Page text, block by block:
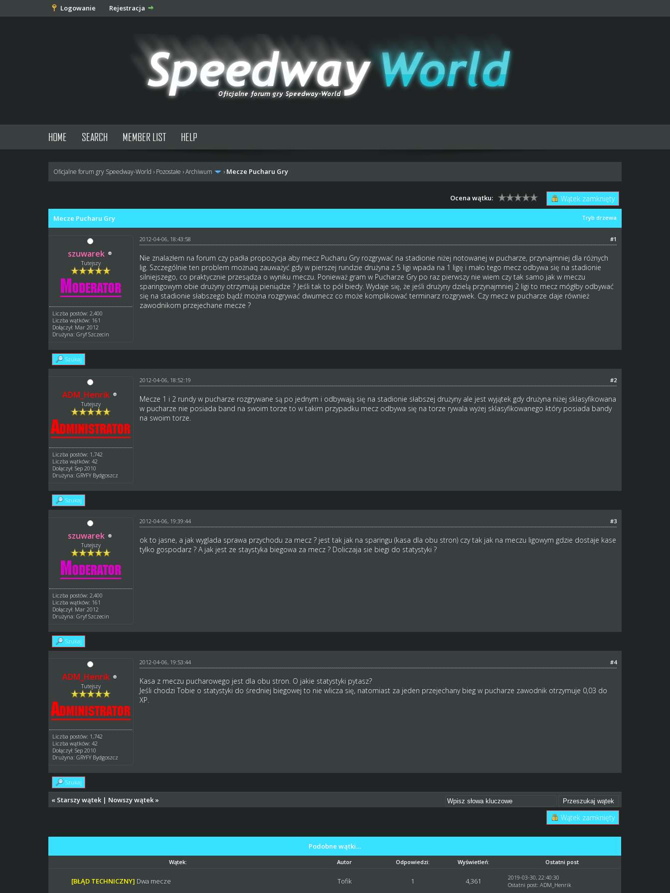
Logowanie Rejestracja
HOME SEARCH MEMBER LIST HELP
Oficjalne forum gry Speedway-World › Pozostałe ›Archiwum › Mecze Pucharu Gry
Wątek zamknięty
Ocena wątku:
Tryb drzewa
Mecze Pucharu Gry
szuwarek
Tutejszy
Liczba postów: 2,400
Liczba wątków: 161
Dołączył: Mar 2012
Drużyna: Gryf Szczecin
#1
2012-04-06, 18:43:58
Nie znalazłem na forum czy padła propozycja aby mecz Pucharu Gry rozgrywać na stadionie niżej notowanej w pucharze, przynajmniej dla różnych
lig. Szczególnie ten problem możnaq zauważyć gdy w pierszej rundzie drużyna z 5 ligi wpada na 1 ligę i mało tego mecz odbywa się na stadionie
silniejszego, co praktycznie przesądza o wyniku meczu. Ponieważ gram w Pucharze Gry po raz pierwszy nie wiem czy tak samo jak w meczu
sparingowym obie drużyny otrzymują pieniądze ? Jeśli tak to pół biedy. Wydaje się, że jeśli drużyny dzielą przynajmniej 2 ligi to mecz mógłby odbywać
się na stadionie słabszego bądź można rozgrywać dwumecz co może komplikować terminarz rozgrywek. Czy mecz w pucharze daje również
zawodnikom przejechane mecze ?
Szukaj
ADM_Henrik
Tutejszy
Liczba postów: 1,742
Liczba wątków: 42
Dołączył: Sep 2010
Drużyna: GRYFY Bydgoszcz
#2
2012-04-06, 18:52:19
Mecze 1 i 2 rundy w pucharze rozgrywane są po jednym i odbywają się na stadionie słabszej drużyny ale jest wyjątek gdy drużyna niżej sklasyfikowana
w pucharze nie posiada band na swoim torze to w takim przypadku mecz odbywa się na torze rywala wyżej sklasyfikowanego który posiada bandy
na swoim torze.
Szukaj
szuwarek
Tutejszy
Liczba postów: 2,400
Liczba wątków: 161
Dołączył: Mar 2012
Drużyna: Gryf Szczecin
#3
2012-04-06, 19:39:44
ok to jasne, a jak wyglada sprawa przychodu za mecz ? jest tak jak na sparingu (kasa dla obu stron) czy tak jak na meczu ligowym gdzie dostaje kase
tylko gospodarz ? A jak jest ze staystyka biegowa za mecz ? Doliczaja sie biegi do statystyki ?
Szukaj
ADM_Henrik
Tutejszy
Liczba postów: 1,742
Liczba wątków: 42
Dołączył: Sep 2010
Drużyna: GRYFY Bydgoszcz
#4
2012-04-06, 19:53:44
Kasa z meczu pucharowego jest dla obu stron. O jakie statystyki pytasz?
Jeśli chodzi Tobie o statystyki do średniej biegowej to nie wlicza się, natomiast za jeden przejechany bieg w pucharze zawodnik otrzymuje 0,03 do
XP.
Szukaj
« Starszy wątek | Nowszy wątek »
Wątek zamknięty
Podobne wątki…
Wątek: Autor Odpowiedzi: Wyświetleń: Ostatni post
[BŁĄD TECHNICZNY] Dwa mecze Tofik 1 4,361
2019-03-30, 22:40:30
Ostatni post:ADM_Henrik